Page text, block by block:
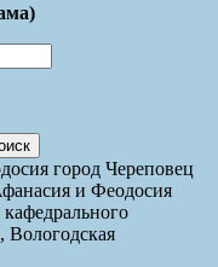
город Череповец
и Феодосия
Вологодская